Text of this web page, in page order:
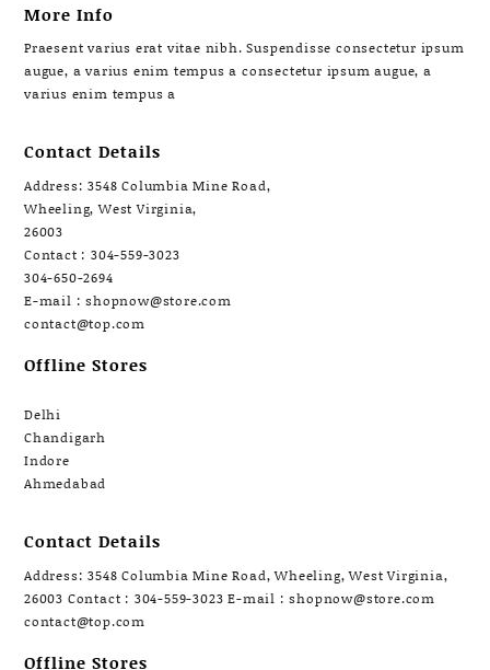
More Info
Praesent varius erat vitae nibh. Suspendisse consectetur ipsum
augue, a varius enim tempus a consectetur ipsum augue, a
varius enim tempus a
Contact Details
Address: 3548 Columbia Mine Road,
Wheeling, West Virginia,
26003
Contact : 304-559-3023
304-650-2694
E-mail : shopnow@store.com
contact@top.com
Offline Stores
Delhi
Chandigarh
Indore
Ahmedabad
Contact Details
Address: 3548 Columbia Mine Road, Wheeling, West Virginia,
26003 Contact : 304-559-3023 E-mail : shopnow@store.com
contact@top.com
Offline Stores